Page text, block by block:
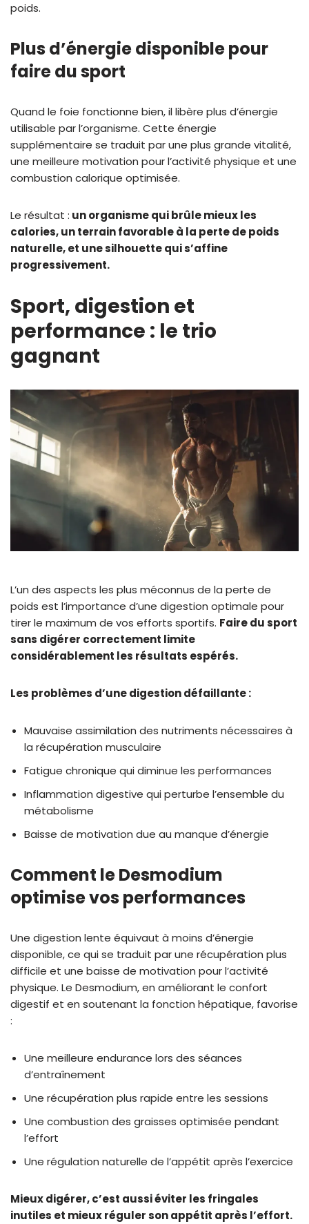
poids.
Plus d’énergie disponiblepour
faire du sport
Quand le foie fonctionne bien, il libère plus d’énergie
utilisable par l’organisme. Cette énergie
supplémentaire se traduit par une plus grande vitalité,
une meilleure motivation pour l’activité physique et une
combustion calorique optimisée.
Le résultat : un organisme qui brûle mieux les
calories, un terrain favorable à la perte de poids
naturelle, et une silhouette qui s’affine
progressivement.
Sport, digestion et
performance : le trio
gagnant
L’un des aspects les plus méconnus de la perte de
poids est l’importance d’une digestion optimale pour
tirer le maximum de vos efforts sportifs. Faire du sport
sans digérer correctement limite
considérablement les résultats espérés.
Les problèmes d’une digestion défaillante :
Mauvaise assimilation des nutriments nécessaires à
la récupération musculaire
Fatigue chronique qui diminue les performances
Inflammation digestive qui perturbe l’ensemble du
métabolisme
Baisse de motivation due au manque d’énergie
Comment le Desmodium
optimise vos performances
Une digestion lente équivaut à moins d’énergie
disponible, ce qui se traduit par une récupération plus
difficile et une baisse de motivation pour l’activité
physique. Le Desmodium, en améliorant le confort
digestif et en soutenant la fonction hépatique, favorise
:
Une meilleure endurance lors des séances
d’entraînement
Une récupération plus rapide entre les sessions
Une combustion des graisses optimisée pendant
l’effort
Une régulation naturelle de l’appétit après l’exercice
Mieux digérer, c’est aussi éviter les fringales
inutiles et mieux réguler son appétit après l’effort.